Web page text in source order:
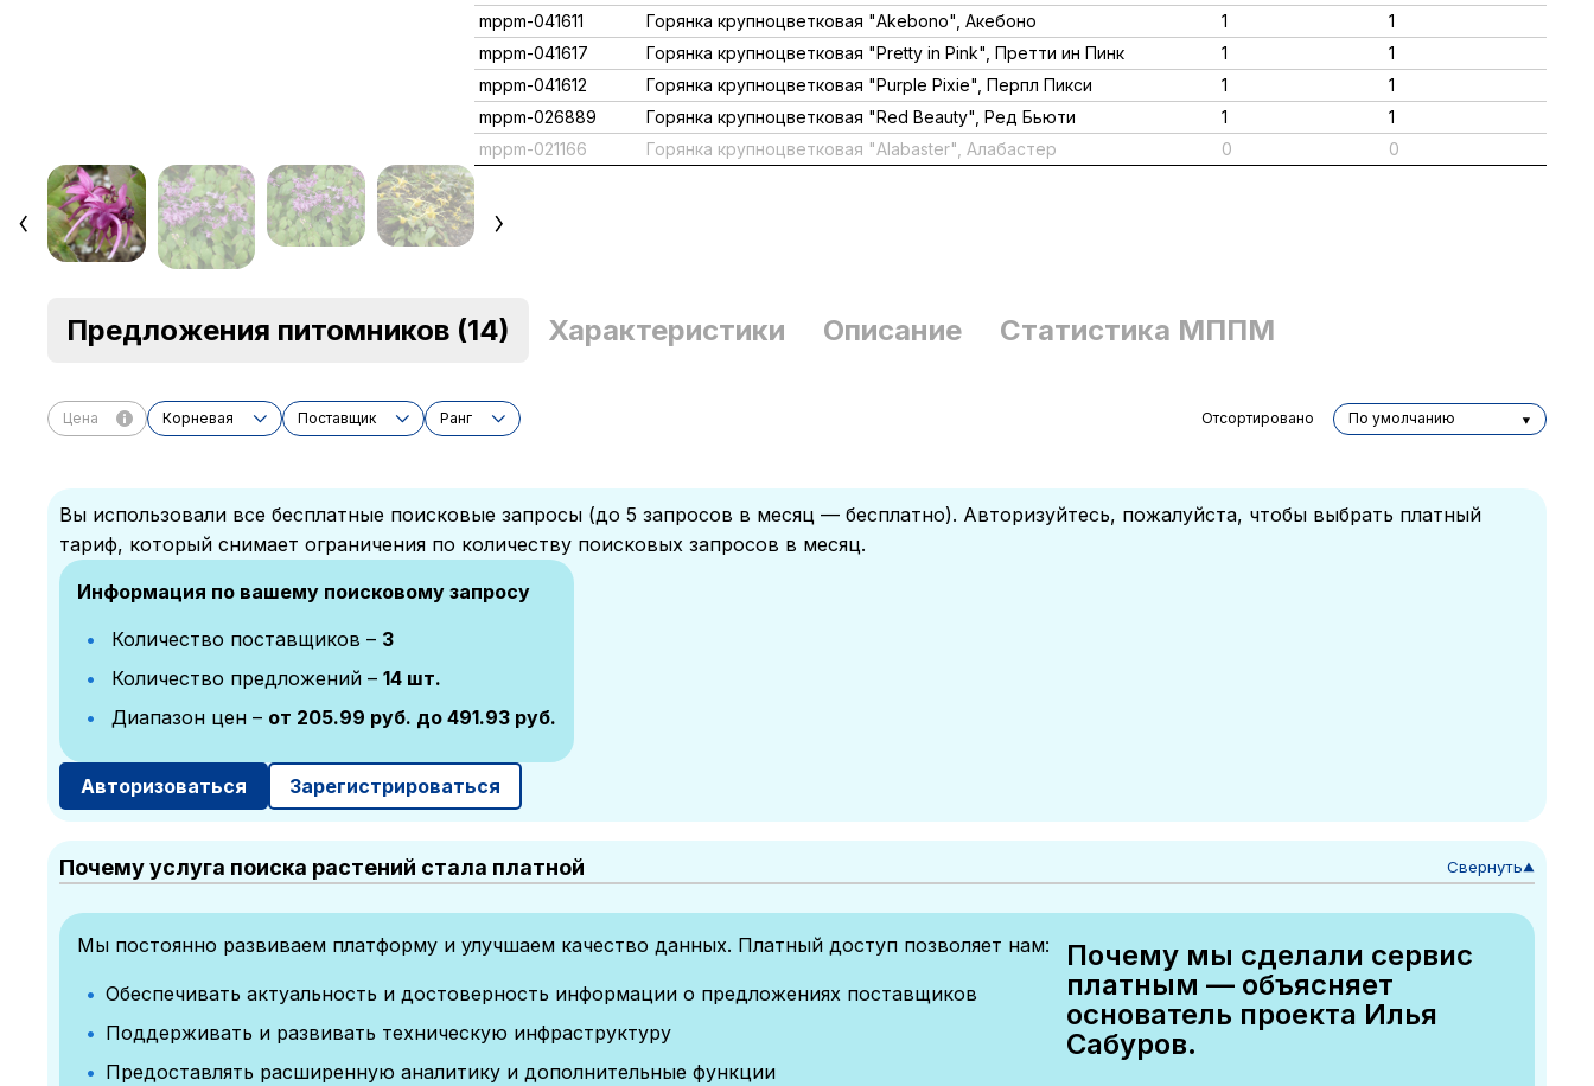
mppm-041611
Горянка крупноцветковая "Akebono", Акебоно 1
1
mppm-041617
Горянка крупноцветковая "Pretty in Pink", Претти ин Пинк 1
1
mppm-041612
Горянка крупноцветковая "Purple Pixie", Перпл Пикси 1
1
mppm-026889
Горянка крупноцветковая "Red Beauty", Ред Бьюти 1
1
mppm-021166
Горянка крупноцветковая "Alabaster", Алабастер 0 0
Предложения питомников (14) Характеристики Описание Статистика МППМ
Цена Корневая Поставщик Ранг Отсортировано По умолчанию
Вы использовали все бесплатные поисковые запросы (до 5 запросов в месяц — бесплатно). Авторизуйтесь, пожалуйста, чтобы выбрать платный
тариф, который снимает ограничения по количеству поисковых запросов в месяц.
Информация по вашему поисковому запросу
Количество поставщиков – 3
Количество предложений – 14 шт.
Диапазон цен – от 205.99 руб. до 491.93 руб.
Авторизоваться Зарегистрироваться
Почему услуга поиска растений стала платной Свернуть▼
Мы постоянно развиваем платформу и улучшаем качество данных. Платный доступ позволяет нам:
Обеспечивать актуальность и достоверность информации о предложениях поставщиков
Поддерживать и развивать техническую инфраструктуру
Предоставлять расширенную аналитику и дополнительные функции
Почему мы сделали сервис
платным — объясняет
основатель проекта Илья
Сабуров.